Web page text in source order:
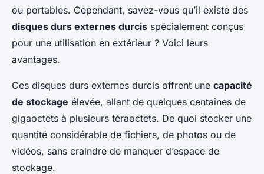
ou portables. Cependant, savez-vous qu’il existe des
disques durs externes durcis spécialement conçus
pour une utilisation en extérieur ? Voici leurs
avantages.
Ces disques durs externes durcis offrent une capacité
de stockage élevée, allant de quelques centaines de
gigaoctets à plusieurs téraoctets. De quoi stocker une
quantité considérable de fichiers, de photos ou de
vidéos, sans craindre de manquer d’espace de
stockage.